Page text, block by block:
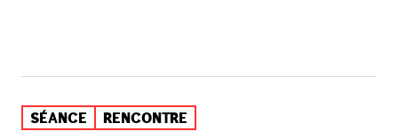
SÉANCE RENCONTRE